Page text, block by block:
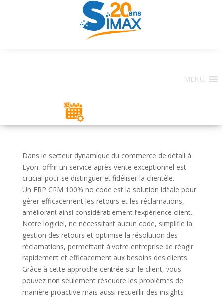
MENU
Dans le secteur dynamique du commerce de détail à
Lyon, offrir un service après-vente exceptionnel est
crucial pour se distinguer et fidéliser la clientèle.
Un ERP CRM 100% no code est la solution idéale pour
gérer efficacement les retours et les réclamations,
améliorant ainsi considérablement l’expérience client.
Notre logiciel, ne nécessitant aucun code, simplifie la
gestion des retours et optimise la résolution des
réclamations, permettant à votre entreprise de réagir
rapidement et efficacement aux besoins des clients.
Grâce à cette approche centrée sur le client, vous
pouvez non seulement résoudre les problèmes de
manière proactive mais aussi recueillir des insights